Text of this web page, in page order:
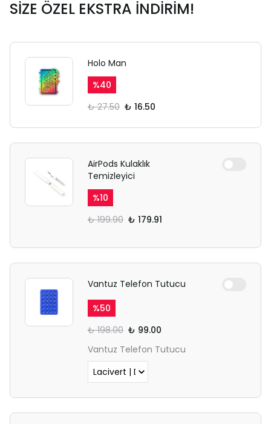
SİZE ÖZEL EKSTRA İNDİRİM!
Holo Man
%40
₺ 27.50 ₺ 16.50
AirPods Kulaklık
Temizleyici
%10
₺ 199.90 ₺ 179.91
Vantuz Telefon Tutucu
%50
₺ 198.00 ₺ 99.00
Vantuz Telefon Tutucu
Ödeme ekranı gizli sekmede
açılmayabilir.
sekmesinden giriş yapın.